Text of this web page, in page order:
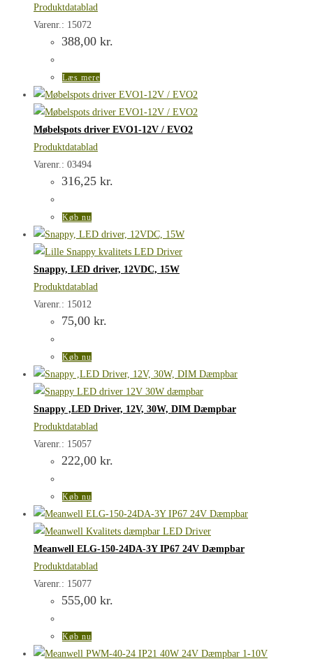
Produktdatablad
Varenr.: 15072
388,00 kr.
Læs mere
Møbelspots driver EVO1-12V / EVO2
Produktdatablad
Varenr.: 03494
316,25 kr.
Køb nu
Snappy, LED driver, 12VDC, 15W
Produktdatablad
Varenr.: 15012
75,00 kr.
Køb nu
Snappy ,LED Driver, 12V, 30W, DIM Dæmpbar
Produktdatablad
Varenr.: 15057
222,00 kr.
Køb nu
Meanwell ELG-150-24DA-3Y IP67 24V Dæmpbar
Produktdatablad
Varenr.: 15077
555,00 kr.
Køb nu